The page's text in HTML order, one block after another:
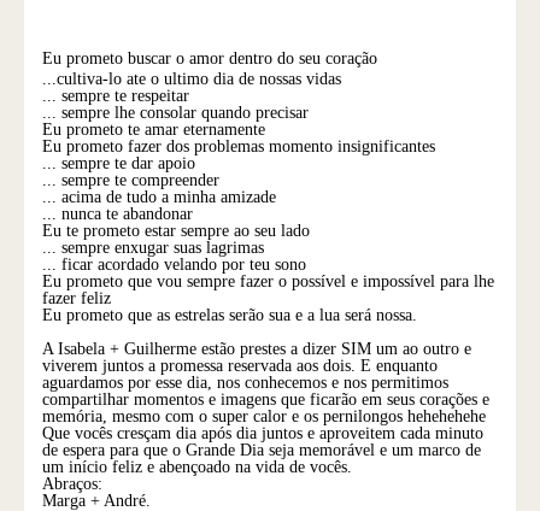
Eu prometo buscar o amor dentro do seu coração
...cultiva-lo ate o ultimo dia de nossas vidas
... sempre te respeitar
... sempre lhe consolar quando precisar
Eu prometo te amar eternamente
Eu prometo fazer dos problemas momento insignificantes
... sempre te dar apoio
... sempre te compreender
... acima de tudo a minha amizade
... nunca te abandonar
Eu te prometo estar sempre ao seu lado
... sempre enxugar suas lagrimas
... ficar acordado velando por teu sono
Eu prometo que vou sempre fazer o possível e impossível para lhe
fazer feliz
Eu prometo que as estrelas serão sua e a lua será nossa.
A Isabela + Guilherme estão prestes a dizer SIM um ao outro e
viverem juntos a promessa reservada aos dois. E enquanto
aguardamos por esse dia, nos conhecemos e nos permitimos
compartilhar momentos e imagens que ficarão em seus corações e
memória, mesmo com o super calor e os pernilongos hehehehehe
Que vocês cresçam dia após dia juntos e aproveitem cada minuto
de espera para que o Grande Dia seja memorável e um marco de
um início feliz e abençoado na vida de vocês.
Abraços:
Marga + André.